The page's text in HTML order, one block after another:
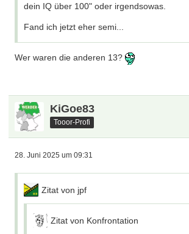
dein IQ über 100" oder irgendsowas.
Fand ich jetzt eher semi...
Wer waren die anderen 13?
KiGoe83
Tooor-Profi
28. Juni 2025 um 09:31
Zitat von jpf
Zitat von Konfrontation